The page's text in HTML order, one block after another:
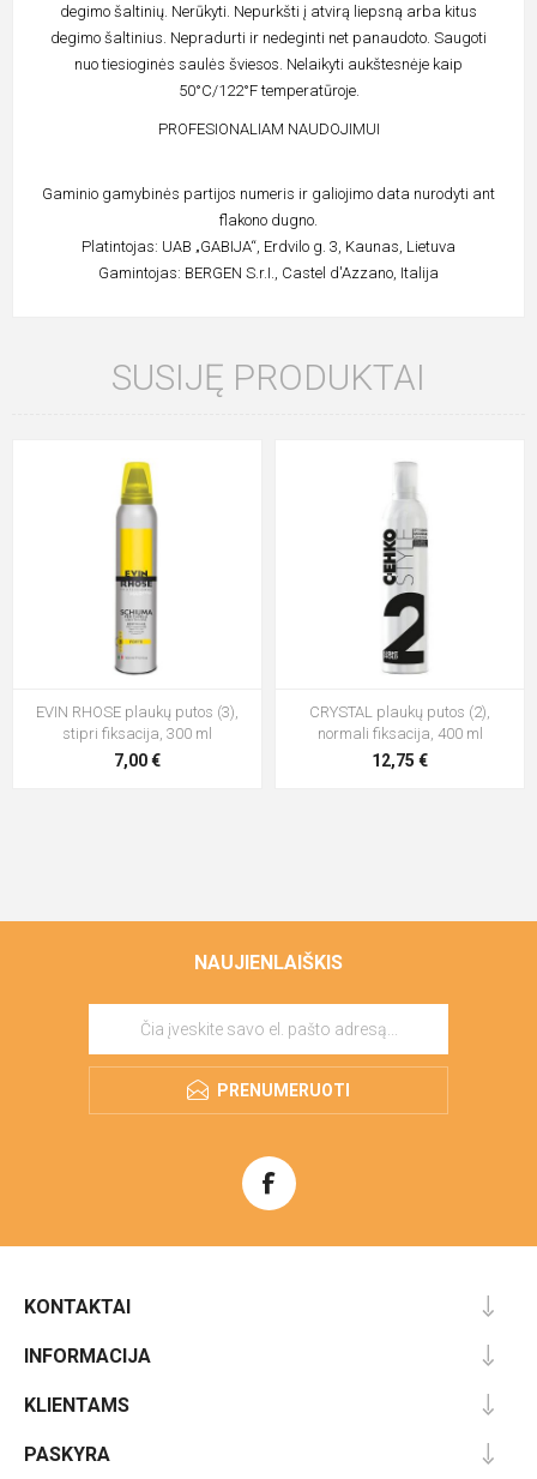
degimo šaltinių. Nerūkyti. Nepurkšti į atvirą liepsną arba kitus
degimo šaltinius. Nepradurti ir nedeginti net panaudoto. Saugoti
nuo tiesioginės saulės šviesos. Nelaikyti aukštesnėje kaip
50°C/122°F temperatūroje.
PROFESIONALIAM NAUDOJIMUI
Gaminio gamybinės partijos numeris ir galiojimo data nurodyti ant
flakono dugno.
Platintojas: UAB „GABIJA“, Erdvilo g. 3, Kaunas, Lietuva
Gamintojas: BERGEN S.r.I., Castel d'Azzano, Italija
SUSIJĘ PRODUKTAI
EVIN RHOSE plaukų putos (3),
stipri fiksacija, 300 ml
7,00 €
CRYSTAL plaukų putos (2),
normali fiksacija, 400 ml
12,75 €
NAUJIENLAIŠKIS
PRENUMERUOTI
KONTAKTAI
INFORMACIJA
KLIENTAMS
PASKYRA